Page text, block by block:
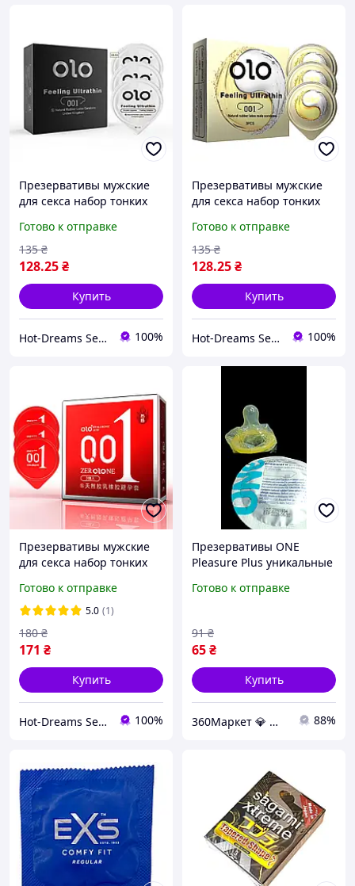
Презервативы мужские
для секса набор тонких
презервативы
ультратонкие,
презервативы латексные
Готово к отправке
128.25₴
135 ₴
Купить
Hot-Dreams Sex-shop 100%
Презервативы мужские
для секса набор тонких
презервативы
ультратонкие,
презервативы латексные
Готово к отправке
128.25₴
135 ₴
Купить
Hot-Dreams Sex-shop 100%
Презервативы мужские
для секса набор тонких
презервативы
ультратонкие,
презервативы латексные
Готово к отправке
5.0 (1)
171 ₴
180 ₴
Купить
Hot-Dreams Sex-shop 100%
Презервативы ONE
Pleasure Plus уникальные
презервативы для ярких
шт
Готово к отправке
65₴
91 ₴
Купить
360Маркет 💎 — всё, что нужно под рукой ✅ 88%